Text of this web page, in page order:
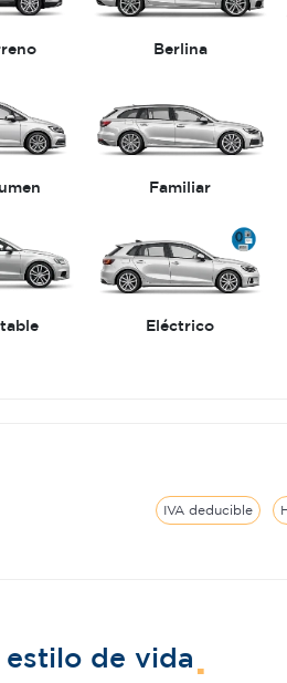
Berlina
Familiar
Eléctrico
IVA deducible
de vida